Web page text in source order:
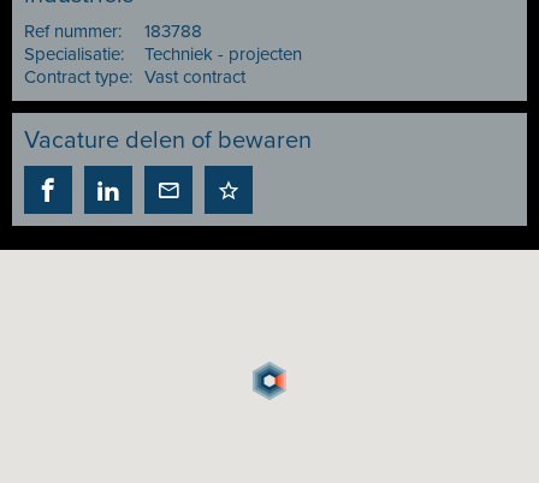
Ref nummer:
183788
Specialisatie:
Techniek - projecten
Contract type: Vast contract
Vacature delen of bewaren